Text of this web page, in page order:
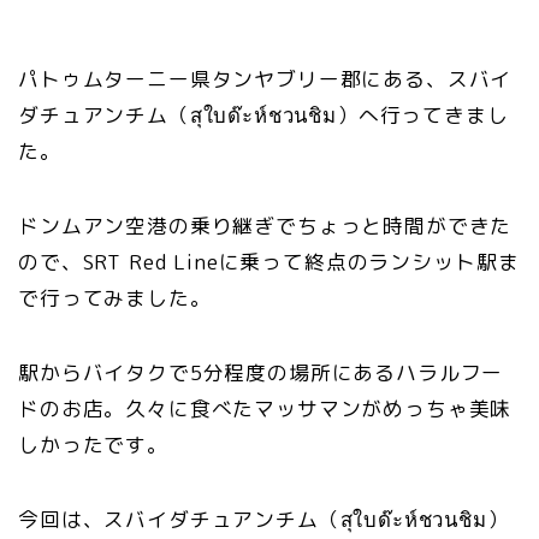
パトゥムターニー県タンヤブリー郡にある、スバイ
ダチュアンチム（สุใบด๊ะห์ชวนชิม）へ行ってきまし
た。
ドンムアン空港の乗り継ぎでちょっと時間ができた
ので、SRT Red Lineに乗って終点のランシット駅ま
で行ってみました。
駅からバイタクで5分程度の場所にあるハラルフー
ドのお店。久々に食べたマッサマンがめっちゃ美味
しかったです。
今回は、スバイダチュアンチム（สุใบด๊ะห์ชวนชิม）